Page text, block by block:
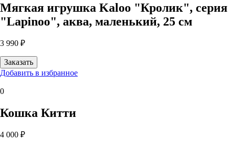
Мягкая игрушка Kaloo "Кролик", серия
"Lapinoo", аква, маленький, 25 см
3 990 ₽
Добавить в избранное
0
Кошка Китти
4 000 ₽